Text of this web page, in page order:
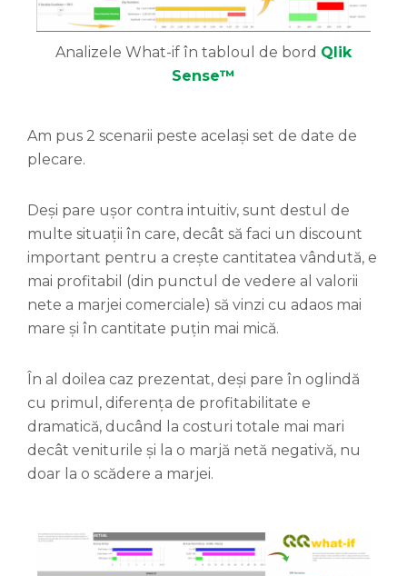
Analizele What-if în tabloul de bord Qlik
Sense™
Am pus 2 scenarii peste același set de date de
plecare.
Deși pare ușor contra intuitiv, sunt destul de
multe situații în care, decât să faci un discount
important pentru a crește cantitatea vândută, e
mai profitabil (din punctul de vedere al valorii
nete a marjei comerciale) să vinzi cu adaos mai
mare și în cantitate puțin mai mică.
În al doilea caz prezentat, deși pare în oglindă
cu primul, diferența de profitabilitate e
dramatică, ducând la costuri totale mai mari
decât veniturile și la o marjă netă negativă, nu
doar la o scădere a marjei.